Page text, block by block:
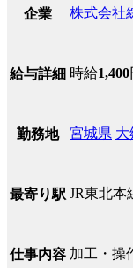
企業 株式会社
給与詳細 時給1,400
勤務地 宮城県 大
最寄り駅 JR東北本
仕事内容 加工・操